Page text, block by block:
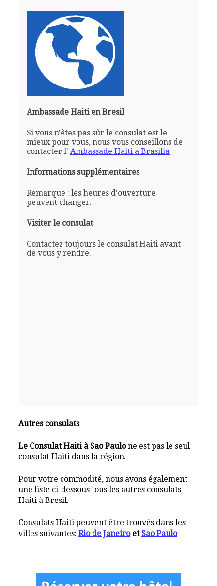
Ambassade Haiti en Bresil
Si vous n'êtes pas sûr le consulat est le
mieux pour vous, nous vous conseillons de
contacter l' Ambassade Haiti a Brasilia
Informations supplémentaires
Remarque : les heures d'ouverture
peuvent changer.
Visiter le consulat
Contactez toujours le consulat Haiti avant
de vous y rendre.
Autres consulats
Le Consulat Haiti à Sao Paulone est pas le seul
consulat Haiti dans la région.
Pour votre commodité, nous avons également
une liste ci-dessous tous les autres consulats
Haiti à Bresil.
Consulats Haiti peuvent être trouvés dans les
villes suivantes:Rio de Janeiroet Sao Paulo